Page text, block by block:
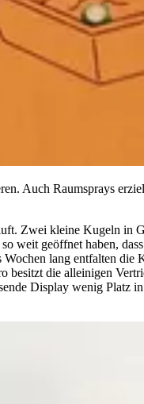
Auch Raumsprays
Zwei kleine Kugeln in
weit geöffnet haben,
Wochen lang entfalten die
besitzt die alleinigen
Display wenig Platz